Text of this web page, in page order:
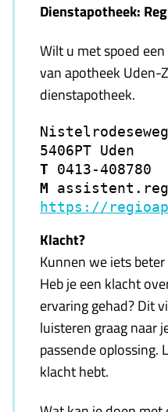
Dienstapotheek:
Wilt u met spoed
van apotheek Uden-
dienstapotheek.
T
M
https://
Klacht?
Kunnen we iets
Heb je een klacht
ervaring gehad? Dit
luisteren graag naar
passende oplossing.
klacht hebt.